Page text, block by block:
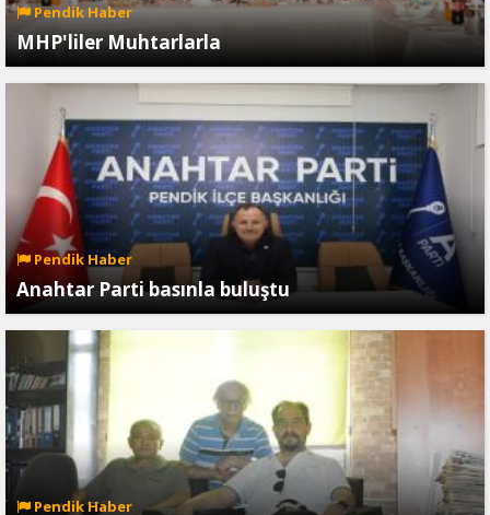
Pendik Haber
MHP'liler Muhtarlarla
Pendik Haber
Anahtar Parti basınla buluştu
Pendik Haber